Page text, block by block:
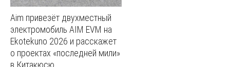
Aim привезёт двухместный
электромобиль AIM EVM на
Ekotekuno 2026 и расскажет
о проектах «последней мили»
в Китакюсю